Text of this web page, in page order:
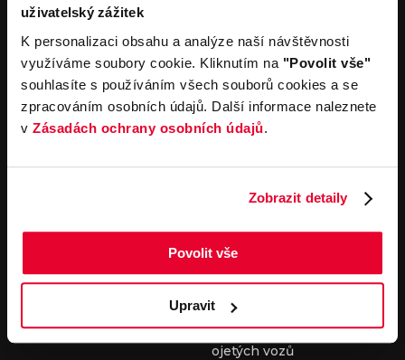
uživatelský zážitek
K personalizaci obsahu a analýze naší návštěvnosti
využíváme soubory cookie. Kliknutím na "Povolit vše"
souhlasíte s používáním všech souborů cookies a se
zpracováním osobních údajů. Další informace naleznete
v Zásadách ochrany osobních údajů.
Zobrazit detaily
Povolit vše
Upravit
Carsharing
Autopůjčovna
Operativní leasing
Louda Auto+ Poděbrady
Obytné vozy
Novinky
Kariéra
Servisní služby
Servis
Důležité odkazy
Cookies
Všeobecné obchodní
podmínky pro online
vozidel
Všeobecné obchodní
podmínky pro provádění
servisních prací
Všeobecné obchodní
podmínky při nákupu
ojetých vozů